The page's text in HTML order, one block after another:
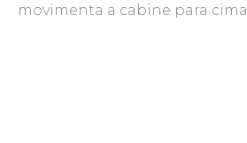
movimenta a cabine para cima.